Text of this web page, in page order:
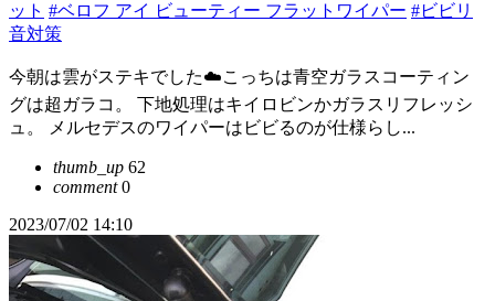
ット #ベロフ アイ ビューティー フラットワイパー #ビビリ
音対策
今朝は雲がステキでした☁️こっちは青空ガラスコーティン
グは超ガラコ。 下地処理はキイロビンかガラスリフレッシ
ュ。 メルセデスのワイパーはビビるのが仕様らし...
thumb_up 62
comment0
2023/07/02 14:10